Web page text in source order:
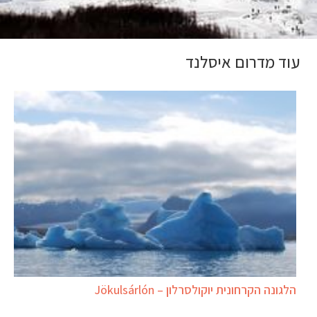
עוד מדרום איסלנד
הלגונה הקרחונית יוקולסרלון – Jökulsárlón